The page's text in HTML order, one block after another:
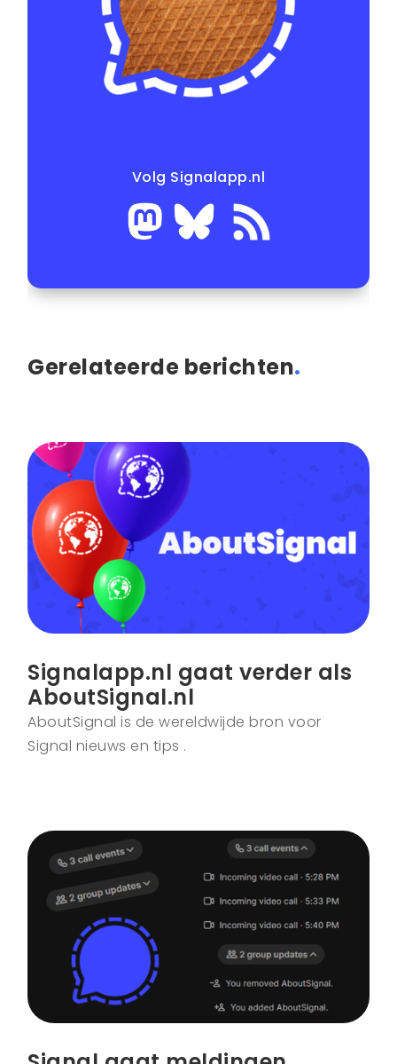
Volg Signalapp.nl
Gerelateerde berichten.
Signalapp.nl gaat verder als
AboutSignal.nl
AboutSignal is de wereldwijde bron voor
Signal nieuws en tips .